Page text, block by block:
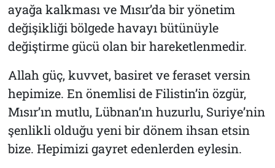
ayağa kalkması ve Mısır’da bir yönetim
değişikliği bölgede havayı bütünüyle
değiştirme gücü olan bir hareketlenmedir.
Allah güç, kuvvet, basiret ve feraset versin
hepimize. En önemlisi de Filistin’in özgür,
Mısır’ın mutlu, Lübnan’ın huzurlu, Suriye’nin
şenlikli olduğu yeni bir dönem ihsan etsin
bize. Hepimizi gayret edenlerden eylesin.